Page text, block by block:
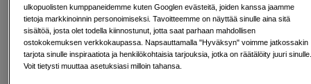
Ilmainen toimitus yli 200 EUR ostoksille
ulkopuolisten kumppaneidemme kuten Googlen evästeitä, joiden kanssa jaamme
tietoja markkinoinnin personoimiseksi. Tavoitteemme on näyttää sinulle aina sitä
sisältöä, josta olet todella kiinnostunut, jotta saat parhaan mahdollisen
ostokokemuksen verkkokaupassa. Napsauttamalla "Hyväksyn" voimme jatkossakin
tarjota sinulle inspiraatiota ja henkilökohtaisia tarjouksia, jotka on räätälöity juuri
Voit tietysti muuttaa asetuksiasi milloin tahansa.